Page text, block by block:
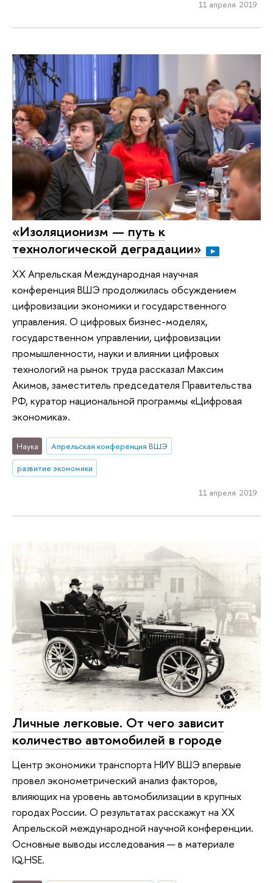
11 апреля 2019
«Изоляционизм — путь к
технологической деградации»
XX Апрельская Международная научная
конференция ВШЭ продолжилась обсуждением
цифровизации экономики и государственного
управления. О цифровых бизнес-моделях,
государственном управлении, цифровизации
промышленности, науки и влиянии цифровых
технологий на рынок труда рассказал Максим
Акимов, заместитель председателя Правительства
РФ, куратор национальной программы «Цифровая
экономика».
Наука
Апрельская конференция ВШЭ
развитие экономики
11 апреля 2019
Личные легковые. От чего зависит
количество автомобилей в городе
Центр экономики транспорта НИУ ВШЭ впервые
провел эконометрический анализ факторов,
влияющих на уровень автомобилизации в крупных
городах России. О результатах расскажут на XX
Апрельской международной научной конференции.
Основные выводы исследования — в материале
IQ.HSE.